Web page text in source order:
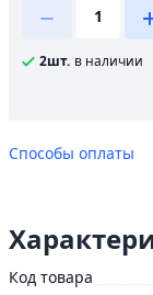
2шт. в наличии
Способы оплаты
Код товара